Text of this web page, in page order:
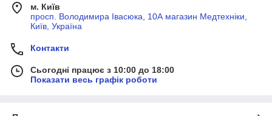
м. Київ
просп. Володимира Івасюка, 10А магазин Медтехніки,
Київ, Україна
Контакти
Сьогодні працює з 10:00 до 18:00
Показати весь графік роботи